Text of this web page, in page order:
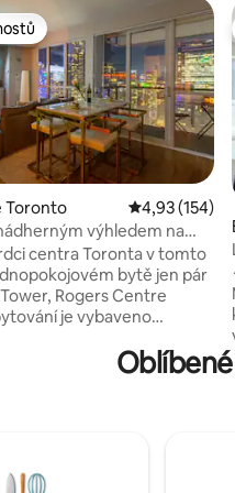
Toronto Průměrné
4,93 (154)
výhledem na
pár kroků od CN Tower
centra Toronta v tomto
bytě jen pár
Rogers Centre
je vybaveno
pohovkou
takže je ideální pro
plně vybavená kuchyň,